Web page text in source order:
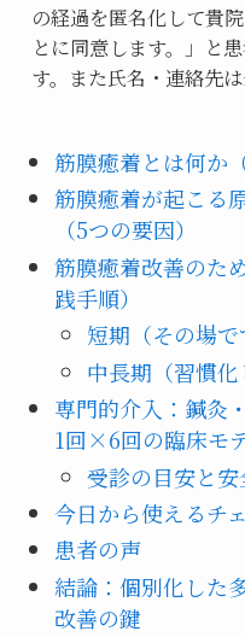
の経過を匿名化して貴
とに同意します。」と
す。また氏名・連絡先は
筋膜癒着とは何か
筋膜癒着が起こる
（5つの要因）
筋膜癒着改善のた
践手順）
短期（その場で
中長期（習慣化
専門的介入：鍼灸
1回×6回の臨床モデ
受診の目安と
今日から使えるチ
患者の声
結論：個別化した
改善の鍵